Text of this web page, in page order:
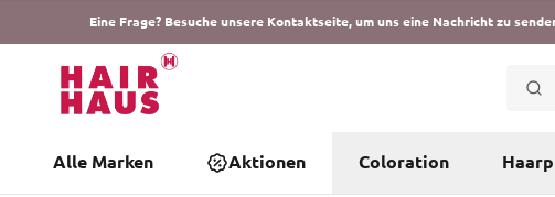
Eine Frage? Besuche unsere Kontaktseite, um uns eine Nachricht zu
Alle Marken Aktionen Coloration